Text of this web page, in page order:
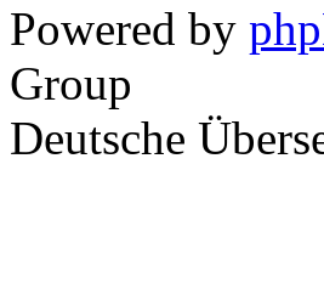
Powered by
Group
Deutsche